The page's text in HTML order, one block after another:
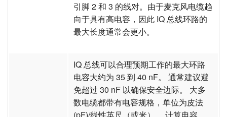
引脚 2 和 3 的线对。由于麦克风电缆趋
向于具有高电容，因此 IQ 总线环路的
最大长度通常会更小。
IQ 总线可以合理预期工作的最大环路
电容大约为 35 到 40 nF。 通常建议避
免超过 30 nF 以确保安全边际。 大多
数电缆都带有电容规格，单位为皮法